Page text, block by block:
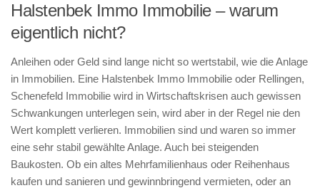
Halstenbek Immo Immobilie – warum
eigentlich nicht?
Anleihen oder Geld sind lange nicht so wertstabil, wie die Anlage
in Immobilien. Eine Halstenbek Immo Immobilie oder Rellingen,
Schenefeld Immobilie wird in Wirtschaftskrisen auch gewissen
Schwankungen unterlegen sein, wird aber in der Regel nie den
Wert komplett verlieren. Immobilien sind und waren so immer
eine sehr stabil gewählte Anlage. Auch bei steigenden
Baukosten. Ob ein altes Mehrfamilienhaus oder Reihenhaus
kaufen und sanieren und gewinnbringend vermieten, oder an